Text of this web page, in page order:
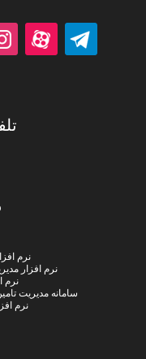
نرم
نرم افزار
نرم
سامانه مدیریت
نرم